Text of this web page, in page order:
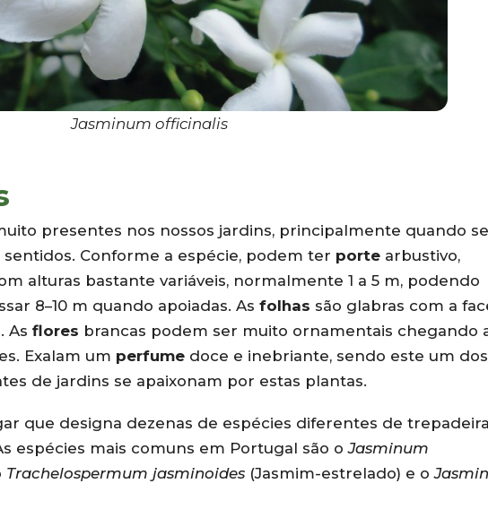
Jasminum officinalis
presentes nos nossos jardins, principalmente quando se
Conforme a espécie, podem ter porte arbustivo,
alturas bastante variáveis, normalmente 1 a 5 m, podendo
8–10 m quando apoiadas. As folhas são glabras com a
As flores brancas podem ser muito ornamentais chegando
Exalam um perfume doce e inebriante, sendo este um dos
de jardins se apaixonam por estas plantas.
que designa dezenas de espécies diferentes de
espécies mais comuns em Portugal são oJasminum
Trachelospermum jasminoides (Jasmim-estrelado) e o